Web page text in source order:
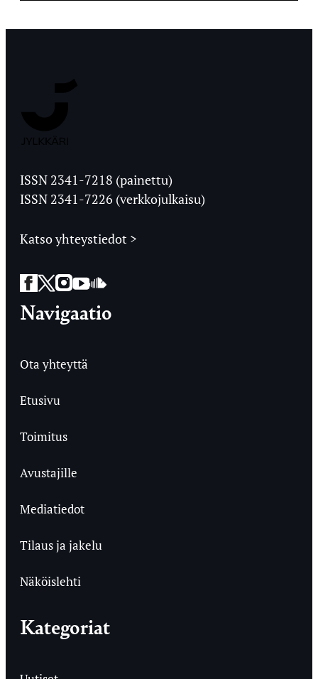
Ylioppilaslehti
ISSN 2341-7218 (painettu)
ISSN 2341-7226 (verkkojulkaisu)
Katso yhteystiedot >
Facebook
Twitter
Instagram
YouTube
SoundCloud
Navigaatio
Ota yhteyttä
Etusivu
Toimitus
Avustajille
Mediatiedot
Tilaus ja jakelu
Näköislehti
Kategoriat